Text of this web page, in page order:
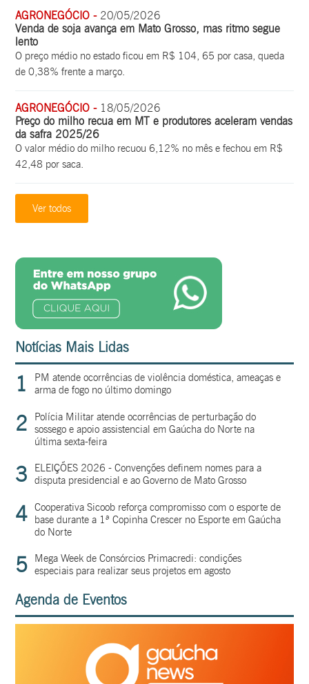
AGRONEGÓCIO -20/05/2026
Venda de soja avança em Mato Grosso, mas ritmo segue
lento
O preço médio no estado ficou em R$ 104, 65 por casa, queda
de 0,38% frente a março.
AGRONEGÓCIO -18/05/2026
Preço do milho recua em MT e produtores aceleram vendas
da safra 2025/26
O valor médio do milho recuou 6,12% no mês e fechou em R$
42,48 por saca.
Ver todos
Notícias Mais Lidas
1
PM atende ocorrências de violência doméstica, ameaças e
arma de fogo no último domingo
2
Polícia Militar atende ocorrências de perturbação do
sossego e apoio assistencial em Gaúcha do Norte na
última sexta-feira
3
ELEIÇÕES 2026 - Convenções definem nomes para a
disputa presidencial e ao Governo de Mato Grosso
4 Cooperativa Sicoob reforça compromisso com o esporte de
base durante a 1ª Copinha Crescer no Esporte em Gaúcha
do Norte
5
Mega Week de Consórcios Primacredi: condições
especiais para realizar seus projetos em agosto
Agenda de Eventos